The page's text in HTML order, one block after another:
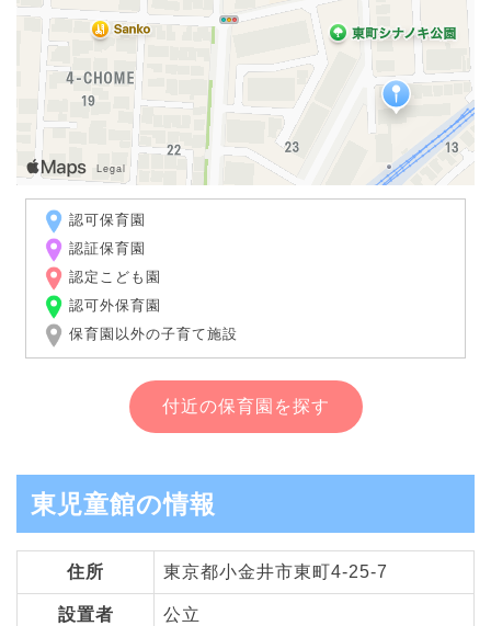
認可保育園
認証保育園
認定こども園
認可外保育園
保育園以外の子育て施設
付近の保育園を探す
東児童館の情報
住所 東京都小金井市東町4-25-7
設置者 公立